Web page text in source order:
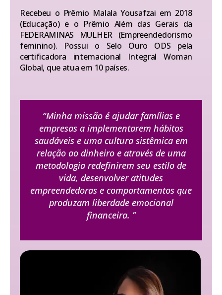
Recebeu o Prêmio Malala Yousafzai em 2018
(Educação) e o Prêmio Além das Gerais da
FEDERAMINAS MULHER (Empreendedorismo
feminino). Possui o Selo Ouro ODS pela
certificadora internacional Integral Woman
Global, que atua em 10 países.
“Minha missão é ajudar famílias e
empresas a implementarem hábitos
saudáveis e uma cultura sistêmica em
relação ao dinheiro e através de uma
metodologia redefinirem seu estilo de
vida, desenvolver atitudes
empreendedoras e comportamentos que
produzam liberdade emocional
financeira. ”